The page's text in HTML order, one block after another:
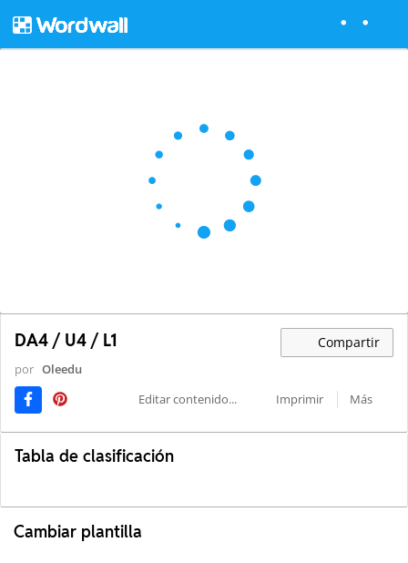
DA4 / U4 / L1 Compartir
por Oleedu
Editar contenido...
Imprimir Más
Tabla de clasificación
Cambiar plantilla